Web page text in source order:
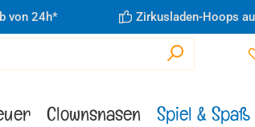
von 24h* Zirkusladen-Hoops
Clownsnasen Spiel & Spaß